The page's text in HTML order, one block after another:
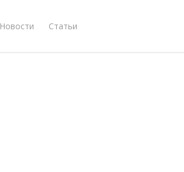
Новости Статьи